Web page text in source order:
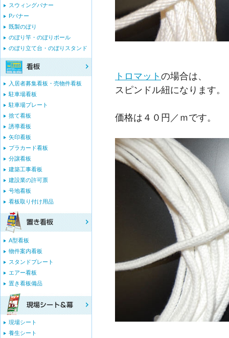
トロマットの場合は、
スピンドル紐になります。
価格は４０円／ｍです。
スウィングバナー
Pバナー
既製のぼり
のぼり竿・のぼりポール
のぼり立て台・のぼりスタンド
入居者募集看板・売物件看板
駐車場看板
駐車場プレート
捨て看板
誘導看板
矢印看板
プラカード看板
分譲看板
建築工事看板
建設業の許可票
号地看板
看板取り付け用品
A型看板
物件案内看板
スタンドプレート
エアー看板
置き看板備品
現場シート
養生シート